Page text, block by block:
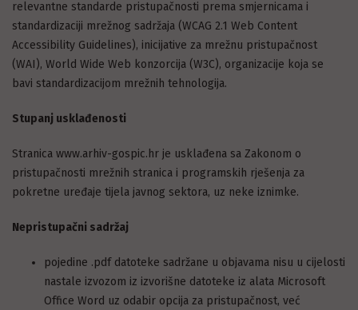
relevantne standarde pristupačnosti prema smjernicama i
standardizaciji mrežnog sadržaja (WCAG 2.1 Web Content
Accessibility Guidelines), inicijative za mrežnu pristupačnost
(WAI), World Wide Web konzorcija (W3C), organizacije koja se
bavi standardizacijom mrežnih tehnologija.
Stupanj usklađenosti
Stranica www.arhiv-gospic.hr je usklađena sa Zakonom o
pristupačnosti mrežnih stranica i programskih rješenja za
pokretne uređaje tijela javnog sektora, uz neke iznimke.
Nepristupačni sadržaj
pojedine .pdf datoteke sadržane u objavama nisu u cijelosti
nastale izvozom iz izvorišne datoteke iz alata Microsoft
Office Word uz odabir opcija za pristupačnost, već